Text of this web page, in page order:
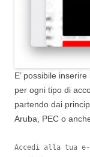
E’ possibile
per ogni tipo di
partendo dai
Aruba, PEC o
Accedi alla tua